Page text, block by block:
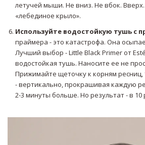
летучей мыши. Не вниз. Не вбок.
«лебединое крыло».
Используйте водостойкую тушь с
праймера - это катастрофа. Она
Лучший выбор - Little Black Primer от
водостойкая тушь. Наносите ее не
Прижимайте щеточку к корням ресниц,
- вертикально, прокрашивая каждую
2-3 минуты больше. Но результат - в 10